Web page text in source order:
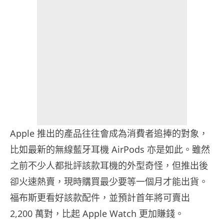
Apple 推出的產品往往會成為消費者追捧的對象，
比如最新的無線藍牙耳機 AirPods 亦是如此。雖然
之前不少人都批評該款耳機的外型奇怪，但推出後
卻火速熱賣，現時購買最少要等一個月才能出貨。
福布斯更看好該款配件，並預計首年將可賣出
2,200 萬對，比起 Apple Watch 更加賺錢。